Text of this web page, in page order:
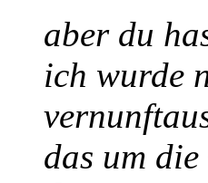
aber du
ich wurde
das um